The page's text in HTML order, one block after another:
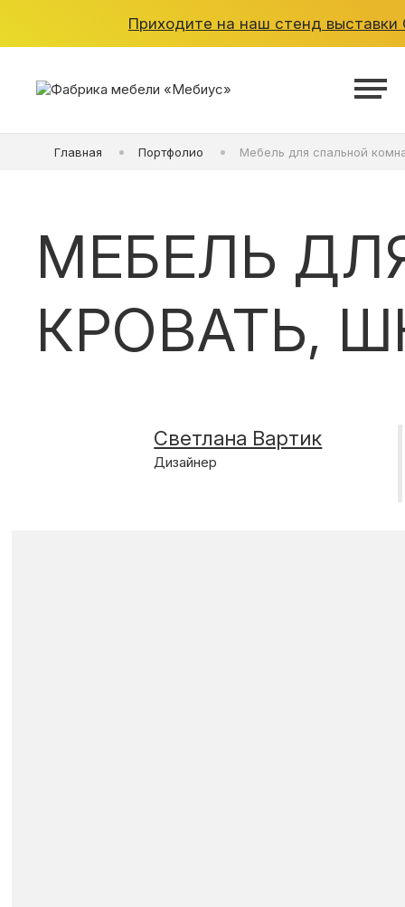
Приходите на наш стенд выставки
Главная Портфолио Мебель для спальной
МЕБЕЛЬ
КРОВАТЬ,
Светлана Вартик
Дизайнер
ГАРДЕРОБНЫЕ
ДЕТСКИЕ
ВАННАЯ